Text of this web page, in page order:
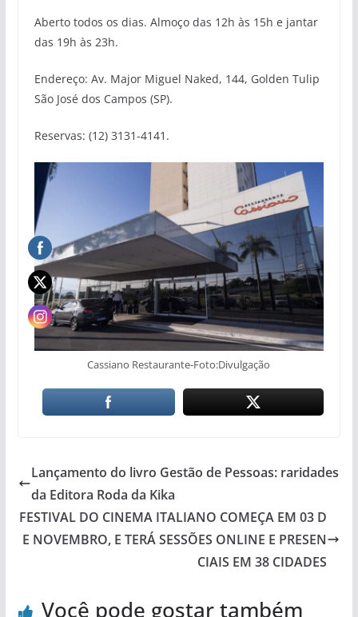
Aberto todos os dias. Almoço das 12h às 15h e jantar
das 19h às 23h.
Endereço: Av. Major Miguel Naked, 144, Golden Tulip
São José dos Campos (SP).
Reservas: (12) 3131-4141.
Cassiano Restaurante-Foto:Divulgação
Lançamento do livro Gestão de Pessoas: raridades
da Editora Roda da Kika
FESTIVAL DO CINEMA ITALIANO COMEÇA EM 03 D
E NOVEMBRO, E TERÁ SESSÕES ONLINE E PRESEN
CIAIS EM 38 CIDADES
Você pode gostar também